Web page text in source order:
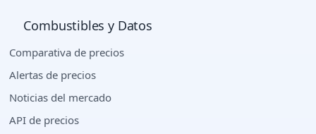
Combustibles y Datos
Comparativa de precios
Alertas de precios
Noticias del mercado
API de precios